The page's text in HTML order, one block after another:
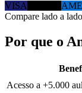
VISA
Compare lado a lado
Por que o
Acesso a +5.000